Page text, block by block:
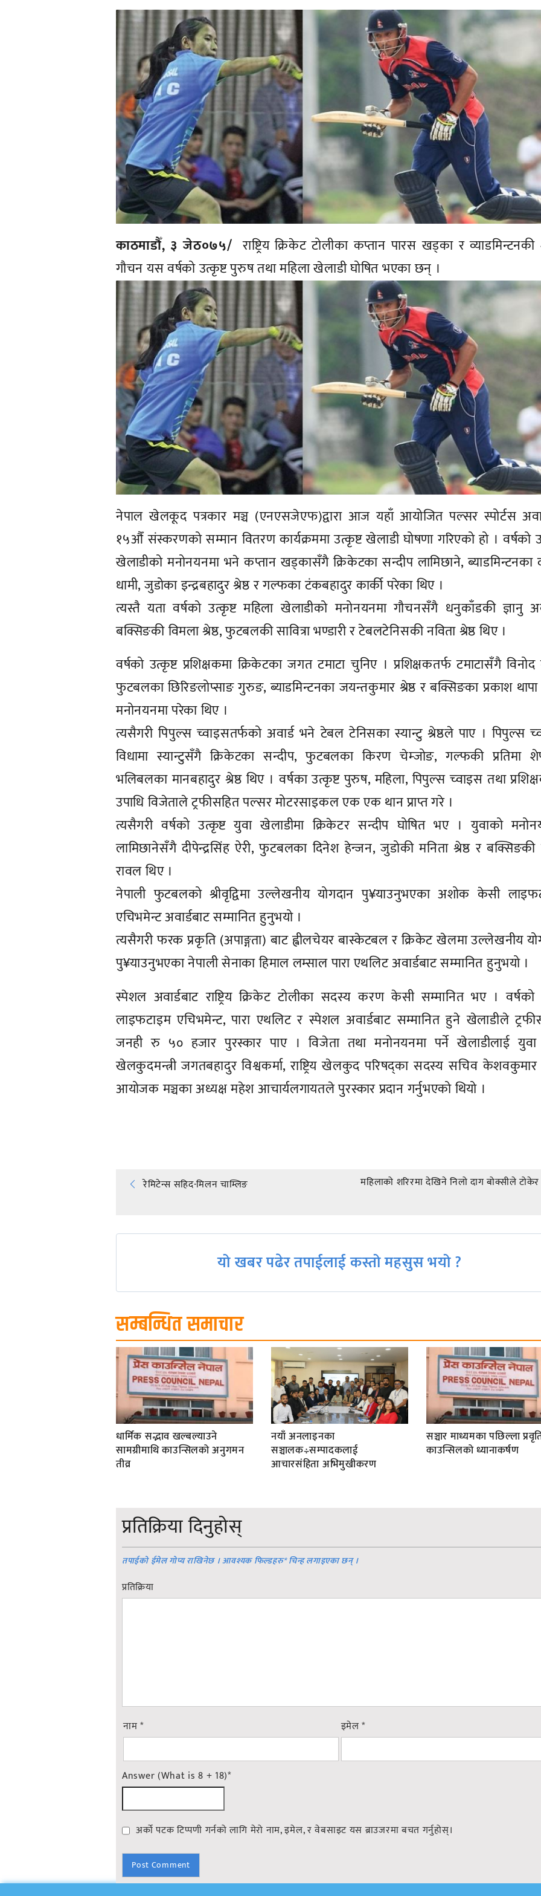
काठमाडौँ, ३ जेठ०७५/ राष्ट्रिय क्रिकेट टोलीका कप्तान पारस खड्का र व्याडमिन्टनकी
गौचन यस वर्षको उत्कृष्ट पुरुष तथा महिला खेलाडी घोषित भएका छन् ।
नेपाल खेलकूद पत्रकार मञ्च (एनएसजेएफ)द्वारा आज यहाँ आयोजित पल्सर स्पोर्टस
१५औँ संस्करणको सम्मान वितरण कार्यक्रममा उत्कृष्ट खेलाडी घोषणा गरिएको हो । वर्षको
खेलाडीको मनोनयनमा भने कप्तान खड्कासँगै क्रिकेटका सन्दीप लामिछाने, ब्याडमिन्टनका
धामी, जुडोका इन्द्रबहादुर श्रेष्ठ र गल्फका टंकबहादुर कार्की परेका थिए ।
त्यस्तै यता वर्षको उत्कृष्ट महिला खेलाडीको मनोनयनमा गौचनसँगै धनुकाँडकी ज्ञानु
बक्सिङकी विमला श्रेष्ठ, फुटबलकी सावित्रा भण्डारी र टेबलटेनिसकी नविता श्रेष्ठ थिए ।
वर्षको उत्कृष्ट प्रशिक्षकमा क्रिकेटका जगत टमाटा चुनिए । प्रशिक्षकतर्फ टमाटासँगै
फुटबलका छिरिङलोप्साङ गुरुङ, ब्याडमिन्टनका जयन्तकुमार श्रेष्ठ र बक्सिङका प्रकाश
मनोनयनमा परेका थिए ।
त्यसैगरी पिपुल्स च्वाइसतर्फको अवार्ड भने टेबल टेनिसका स्यान्टु श्रेष्ठले पाए । पिपुल्स
विधामा स्यान्टुसँगै क्रिकेटका सन्दीप, फुटबलका किरण चेम्जोङ, गल्फकी प्रतिमा
भलिबलका मानबहादुर श्रेष्ठ थिए । वर्षका उत्कृष्ट पुरुष, महिला, पिपुल्स च्वाइस तथा
उपाधि विजेताले ट्रफीसहित पल्सर मोटरसाइकल एक एक थान प्राप्त गरे ।
त्यसैगरी वर्षको उत्कृष्ट युवा खेलाडीमा क्रिकेटर सन्दीप घोषित भए । युवाको
लामिछानेसँगै दीपेन्द्रसिंह ऐरी, फुटबलका दिनेश हेन्जन, जुडोकी मनिता श्रेष्ठ र
रावल थिए ।
नेपाली फुटबलको श्रीवृद्विमा उल्लेखनीय योगदान पु¥याउनुभएका अशोक केसी
एचिभमेन्ट अवार्डबाट सम्मानित हुनुभयो ।
त्यसैगरी फरक प्रकृति (अपाङ्गता) बाट ह्वीलचेयर बास्केटबल र क्रिकेट खेलमा उल्लेखनीय
पु¥याउनुभएका नेपाली सेनाका हिमाल लम्साल पारा एथलिट अवार्डबाट सम्मानित हुनुभयो ।
स्पेशल अवार्डबाट राष्ट्रिय क्रिकेट टोलीका सदस्य करण केसी सम्मानित भए । वर्षको
लाइफटाइम एचिभमेन्ट, पारा एथलिट र स्पेशल अवार्डबाट सम्मानित हुने खेलाडीले
जनही रु ५० हजार पुरस्कार पाए । विजेता तथा मनोनयनमा पर्ने खेलाडीलाई
खेलकुदमन्त्री जगतबहादुर विश्वकर्मा, राष्ट्रिय खेलकुद परिषद्का सदस्य सचिव केशवकुमार
आयोजक मञ्चका अध्यक्ष महेश आचार्यलगायतले पुरस्कार प्रदान गर्नुभएको थियो ।
Post
navigation
रेमिटेन्स सहिद-मिलन चाम्लिङ महिलाको शरिरमा देखिने निलो दाग बोक्सीले
यो खबर पढेर तपाईलाई कस्तो महसुस भयो ?
सम्बन्धित समाचार
धार्मिक सद्भाव खल्बल्याउने
सामग्रीमाथि काउन्सिलको अनुगमन
तीव्र
नयाँ अनलाइनका
सञ्चालक÷सम्पादकलाई
आचारसंहिता अभिमुखीकरण
सञ्चार माध्यमका पछिल्ला
काउन्सिलको ध्यानाकर्षण
प्रतिक्रिया दिनुहोस्
तपाईको ईमेल गोप्य राखिनेछ । आवश्यक फिल्डहरु*चिन्ह लगाइएका छन् ।
प्रतिक्रिया
नाम* इमेल*
Answer (What is 8 + 18)*
अर्को पटक टिप्पणी गर्नको लागि मेरो नाम, इमेल, र वेबसाइट यस ब्राउजरमा बचत गर्नुहोस्।